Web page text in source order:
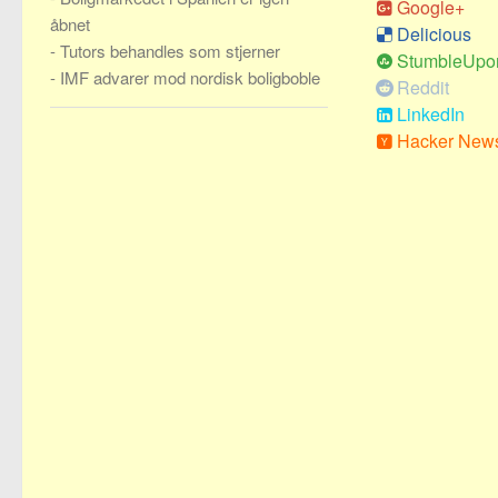
Google+
Delicious
Reddit
LinkedIn
Hacker
åbnet
-Tutors behandles som stjerner
- IMF advarer mod nordisk boligboble